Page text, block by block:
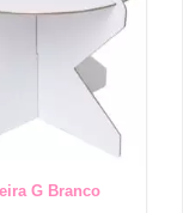
G Branco